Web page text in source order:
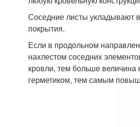
Соседние листы укладывают
покрытия.
Если в продольном
нахлестом соседних
кровли, тем больше
герметиком, тем самым